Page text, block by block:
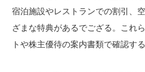
宿泊施設やレストランでの割引、
ざまな特典があるでござる。これ
トや株主優待の案内書類で確認す